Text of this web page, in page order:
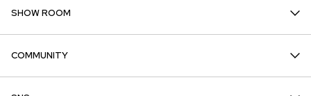
SHOW ROOM
COMMUNITY